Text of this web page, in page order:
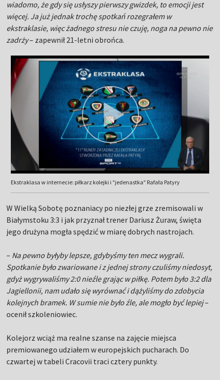
wiadomo, że gdy się usłyszy pierwszy gwizdek, to emocji jest
więcej. Ja już jednak trochę spotkań rozegrałem w
ekstraklasie, więc żadnego stresu nie czuję, noga na pewno nie
zadrży– zapewnił 21-letni obrońca.
Ekstraklasa w internecie: piłkarz kolejki i "jedenastka" Rafała Patyry
W Wielką Sobotę poznaniacy po niezłej grze zremisowali w
Białymstoku 3:3 i jak przyznał trener Dariusz Żuraw, święta
jego drużyna mogła spędzić w miarę dobrych nastrojach.
– Na pewno byłyby lepsze, gdybyśmy ten mecz wygrali.
Spotkanie było zwariowane i z jednej strony czuliśmy niedosyt,
gdyż wygrywaliśmy 2:0 nieźle grając w piłkę. Potem było 3:2 dla
Jagiellonii, nam udało się wyrównać i dążyliśmy do zdobycia
kolejnych bramek. W sumie nie było źle, ale mogło być lepiej–
ocenił szkoleniowiec.
Kolejorz wciąż ma realne szanse na zajęcie miejsca
premiowanego udziałem w europejskich pucharach. Do
czwartej w tabeli Cracovii traci cztery punkty.